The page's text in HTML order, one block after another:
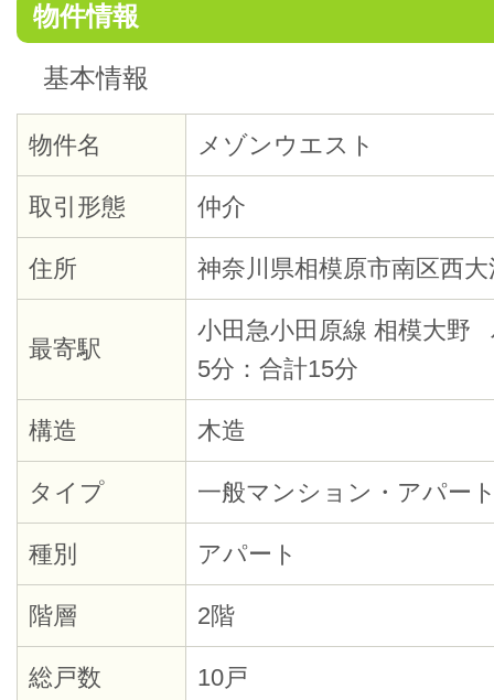
物件情報
基本情報
物件名 メゾンウエスト
取引形態 仲介
住所 神奈川県相模原市南区西大
最寄駅
小田急小田原線 相模大野
5分：合計15分
構造 木造
タイプ 一般マンション・アパー
種別 アパート
階層 2階
総戸数 10戸